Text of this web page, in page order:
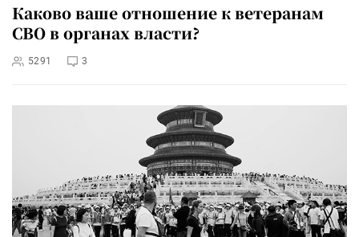
Каково ваше отношение к ветеранам
СВО в органах власти?
5291 3